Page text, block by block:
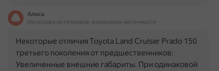
Алиса
На основе источников, возможны неточности
Некоторые отличия Toyota Land Cruiser Prado 150
третьего поколения от предшественников:
Увеличенные внешние габариты. При одинаковой